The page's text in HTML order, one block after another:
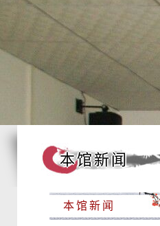
本馆新闻
本馆新闻